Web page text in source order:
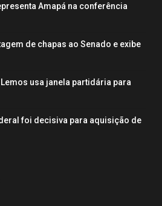
Amapá na conferência
de chapas ao Senado e exibe
Lemos usa janela partidária para
foi decisiva para aquisição de